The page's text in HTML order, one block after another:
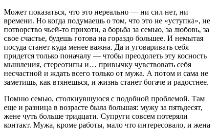
Может показаться, что это нереально — ни сил нет, ни
времени. Но когда подумаешь о том, что это не «уступка», не
потворство чьей-то прихоти, а борьба за семью, за любовь, за
свое счастье, будешь готова на гораздо большее. И немытая
посуда станет куда менее важна. Да и уговаривать себя
придется только поначалу — чтобы преодолеть эту косность
мышления, стереотипы и… привычку чувствовать себя
несчастной и ждать всего только от мужа. А потом и сама не
заметишь, как втянешься, и жизнь станет богаче и радостнее.
Помню семью, столкнувшуюся с подобной проблемой. Там
еще и разница в возрасте была большая: мужу за пятьдесят,
жене чуть больше тридцати. Супруги совсем потеряли
контакт. Мужа, кроме работы, мало что интересовало, и жена